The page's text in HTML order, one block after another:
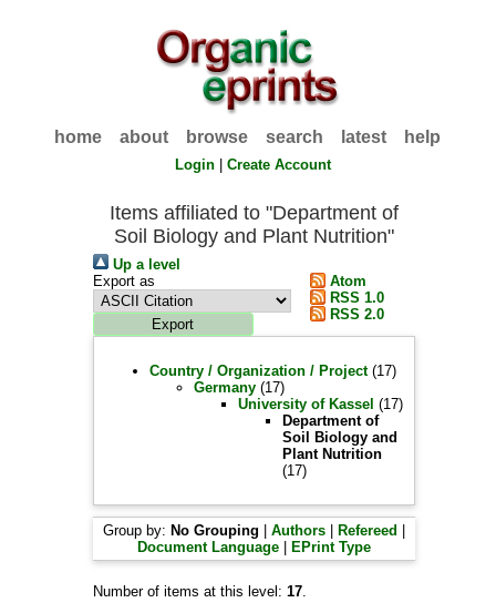
home about browse search latest help
Login |Create Account
Items affiliated to "Department of
Soil Biology and Plant Nutrition"
Up a level
Export as
Atom
RSS 1.0
RSS 2.0
Country / Organization / Project(17)
Germany(17)
University of Kassel (17)
Department of
Soil Biology and
Plant Nutrition
(17)
Group by: No Grouping Authors| Refereed
Document Language| EPrint Type
Number of items at this level: 17.